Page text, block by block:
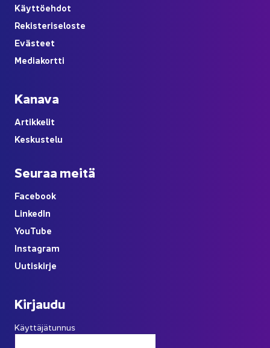
Käyt­tö­eh­dot
Re­kis­te­ri­se­los­te
Eväs­teet
Me­dia­kort­ti
Ka­na­va
Ar­tik­ke­lit
Kes­kus­te­lu
Seu­raa meitä
Face­book
Lin­ke­dIn
YouTube
Ins­ta­gram
Uu­tis­kir­je
Kir­jau­du
Käyttäjätunnus